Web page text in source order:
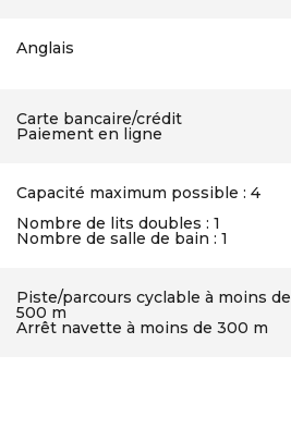
Anglais
Carte bancaire/crédit
Paiement en ligne
Capacité maximum possible : 4
Nombre de lits doubles : 1
Nombre de salle de bain : 1
Piste/parcours cyclable à moins de
500 m
Arrêt navette à moins de 300 m